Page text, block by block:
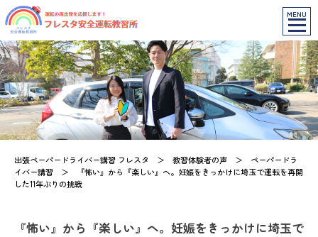
MENU
出張ペーパードライバー講習 フレスタ ＞ 教習体験者の声 ＞ ペーパードラ
イバー講習 ＞
『怖い』から『楽しい』へ。妊娠をきっかけに埼玉で運転を再開
した11年ぶりの挑戦
『怖い』から『楽しい』へ。妊娠をきっかけに埼玉で